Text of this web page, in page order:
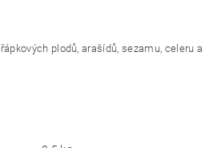
plodů, arašídů, sezamu, celeru a